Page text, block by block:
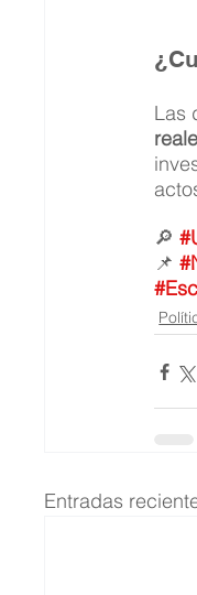
Las
🔎
📌
Entradas